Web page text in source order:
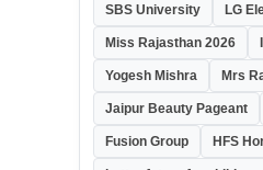
SBS University LG
Miss Rajasthan 2026
Yogesh Mishra Mrs
Jaipur Beauty Pageant
Fusion Group HFS